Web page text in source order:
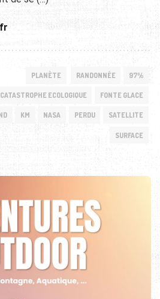
PLANÈTE RANDONNÉE 97%
CATASTROPHE ECOLOGIQUE FONTE GLACE
KM NASA PERDU SATELLITE
SURFACE